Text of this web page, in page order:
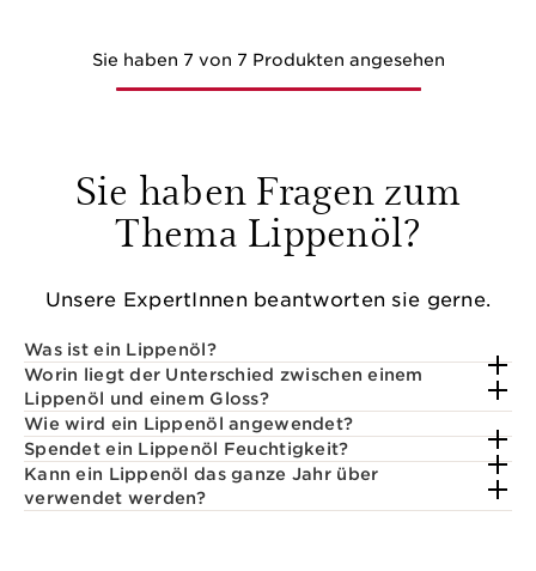
Sie haben 7 von 7 Produkten angesehen
Sie haben Fragen zum
Thema Lippenöl?
Unsere ExpertInnen beantworten sie gerne.
Was ist ein Lippenöl?
Worin liegt der Unterschied zwischen einem
Lippenöl und einem Gloss?
Wie wird ein Lippenöl angewendet?
Spendet ein Lippenöl Feuchtigkeit?
Kann ein Lippenöl das ganze Jahr über
verwendet werden?